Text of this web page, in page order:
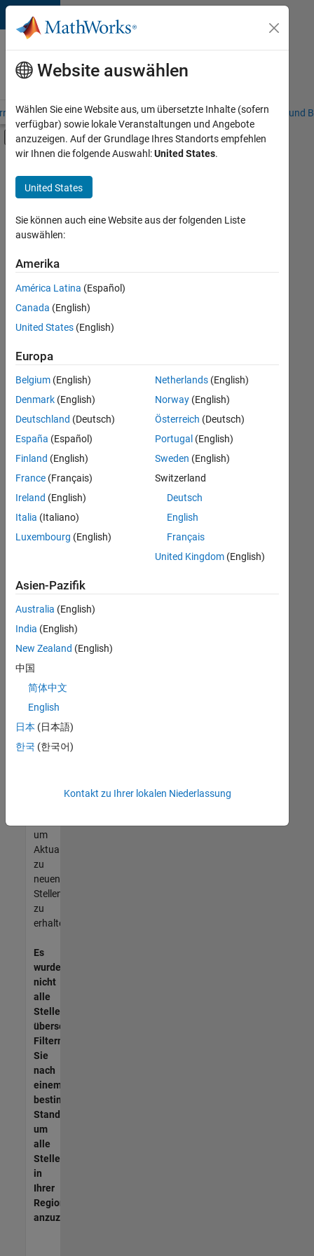
Weiter zum Inhalt
Karriere
bei
MathWorks
– Übersicht Stellensuche Niederlassungen Studierende und
Umschaltung für Off-Canvas-
Hauptinhalt
Praktika
Information Technology
Commercial Sales
Education Sales
Sales Operations
Marketing Services
Finance and Operations
Büro- und Verwaltungsdienste
+7
Derzeit
es
keine
offenen
Stellen,
Ihren
Suchkriterien
entsprechen.
können
die
Suchkriterien
weiter
fassen
oder
alle
Stellenangebote
anzeigen .
noch
keine
offenen
Stellen
können,
die
Ihren
entsprechen,
werden
unseres
um
Aktualisierungen
zu
neuen
Stellenangeboten
zu
erhalten.
Es
wurden
nicht
alle
Stellen
übersetzt.
Filtern
Sie
nach
einem
bestimmten
Standort,
um
alle
Stellenangebote
in
Ihrer
Region
anzuzeigen.
Website auswählen
Wählen Sie eine Website aus, um übersetzte Inhalte (sofern
verfügbar) sowie lokale Veranstaltungen und Angebote
anzuzeigen. Auf der Grundlage Ihres Standorts empfehlen
wir Ihnen die folgende Auswahl:United States.
United States
Sie können auch eine Website aus der folgenden Liste
auswählen:
Amerika
América Latina (Español)
Canada (English)
United States (English)
Europa
Belgium (English)
Denmark (English)
Deutschland (Deutsch)
España (Español)
Finland (English)
France (Français)
Ireland (English)
Italia (Italiano)
Luxembourg (English)
Netherlands(English)
Norway(English)
Österreich (Deutsch)
Portugal (English)
Sweden (English)
Switzerland
Deutsch
English
Français
United Kingdom(English)
Asien-Pazifik
Australia (English)
India (English)
New Zealand (English)
中国
简体中文
English
日本 (日本語)
한국 (한국어)
Kontakt zu Ihrer lokalen Niederlassung